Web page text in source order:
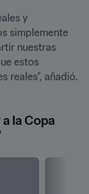
y
simplemente
nuestras
estos
reales”, añadió.
la Copa